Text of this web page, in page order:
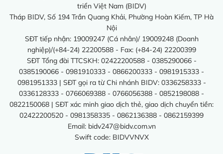
triển Việt Nam (BIDV)
Tháp BIDV, Số 194 Trần Quang Khải, Phường Hoàn Kiếm, TP Hà
Nội
SĐT tiếp nhận: 19009247 (Cá nhân)/ 19009248 (Doanh
nghiệp)/(+84-24) 22200588 - Fax: (+84-24) 22200399
SĐT Tổng đài TTCSKH: 02422200588 - 0385290066 -
0385190066 - 0981910333 - 0866200333 - 0981915333 -
0981951333 | SĐT gọi ra từ Chi nhánh BIDV: 0336258333 -
0336128333 - 0766069388 - 0766056388 - 0852198088 -
0822150068 | SĐT xác minh giao dịch thẻ, giao dịch chuyển tiền:
02422200520 - 0981358335 - 0862136388 - 0862159399
Email: bidv247@bidv.com.vn
Swift code: BIDVVNVX